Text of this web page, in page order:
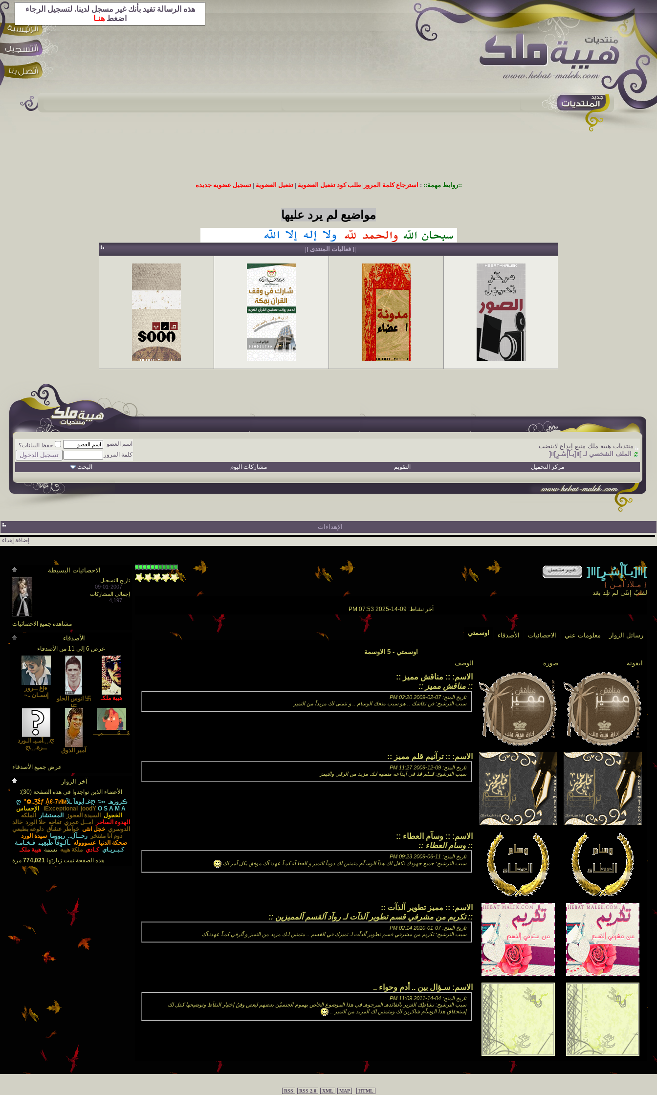
::روابط مهمة:: : استرجاع كلمة المرور |طلب كود تفعيل العضوية |تفعيل العضوية |تسجيل عضويه جديده
هذه الرسالة تفيد بأنك غير مسجل لدينا. لتسجيل الرجاء
اضغط هنـا
مواضيع لم يرد عليها
|[ فعاليات المنتدى ]|
منتديات هيبة ملك منبع إبداع لاينضب
الملف الشخصي لـ ]ǁ[يـآإْسُـرٍ]ǁ[
اسم العضو
حفظ البيانات؟
كلمة المرور
مركز التحميل
التقويم مشاركات اليوم البحث
الإهداءات
إضافة إهداء
]ǁ[يـآإْسُـرٍ]ǁ[
{ مـلآذ آمـن }
لقلبُ إنثَى لم تلِد بعَد
آخر نشاط: 07:53 PM
رسائل الزوار معلومات عني الاحصائيات الأصدقاء اوسمتي
اوسمتي - 5 الاوسمة
ايقونة
صورة الوصف
الاسم: :: مناقش مميز ::
:: مناقش مميز ::
تاريخ المنح: 07-02-2009 02:20 PM
سبب الترشيح: فن نقاشك .. هو سبب منحك الوسام .. و نتمنى لك مزيداً من التميز
الاسم: :: ترآنيم قلم مميز ::
تاريخ المنح: 09-12-2009 11:27 PM
سبب الترشيح: قــلم فذ في آبدآعه متمنيه لـك مزيد من الرقي والتيمز
الاسم: :: وسآم العطاء ::
:: وسام العطاء ::
تاريخ المنح: 11-06-2009 09:23 PM
سبب الترشيح: جميع جهودك تكفل لك هذآ الوسـآم متمنين لك دوماً التميز و العطـآء كمـآ عهدنـآك موفق بكل آمر لك
الاسم: :: مميز تطوير آلذآت ::
:: تكريم من مشرفي قسم تطوير آلذآت لـ روآد آلقسم آلمميزين ::
تاريخ المنح: 07-01-2010 02:14 PM
سبب الترشيح: تكريم من مشرفي قسم تطوير آلذآت لـ تميزك في القسم .. متمنين لـك مزيد من التميز و آلرقي كمـآ عهدنـآك
الاسم: سـؤال بين .. أدم وحواء ..
تاريخ المنح: 04-14-2011 11:09 PM
سبب الترشيح: نشآطِك الغزير بالفائدهـ المرجوهـ في هذا الموضوع الخاص بهموم الجنسيُن بعضهم لبعض وفنُ إختيار النقآط وتوضيحها كفل لك
إستحقاق هذا الوسآم شاكرين لك ومتمنين لك المزيد من التميز ..
الاحصائيات البسيطة
تاريخ التسجيل
09-01-2007
إجمالي المشاركات
4,197
مشاهدة جميع الاحصائيات
الأصدقاء
عرض 6 إلى 11 من الأصدقاء
هيبة ملكـ
卐 انوس الحلو
卐
●∫غ ــرور
إنسـان ..~
مٌـــحًـــــــمـِــــدَ
آمير الذوق
ღ.¸¸.آمـيـ الـورد
ــرة.¸¸.ღ
عرض جميع الأصدقاء
آخر الزوار
الأعضاء الذين تواجدوا في هذه الصفحة (30):
ڪروزهہ ••≈ ღغـ أبوهآ ـلآღ
"✿..Ʒẑƒ Ặℓ-7иĩи
iExceptional
joodY O S A M A
الإحساس
الخجول
السيدة العجوز المستشار
الملكه
الهدوء الساحر
امــل عمري تفاحه حلا الورد خالد
الدوسري خجل انثى خوآطر عشآق دلوعه بطبعي
دوم انا مفتخر
رحــآل.. ريووما سيدة الورد
ضحكة الدنيا عسوووله ـآلـوِفآ طَبعِيے فـخـامـة
كـبـريـاي كـادي ملكة هيبه نسمة هيبة ملكـ
هذه الصفحة تمت زيارتها 774,021 مرة
RSS RSS 2.0 XML MAP HTML